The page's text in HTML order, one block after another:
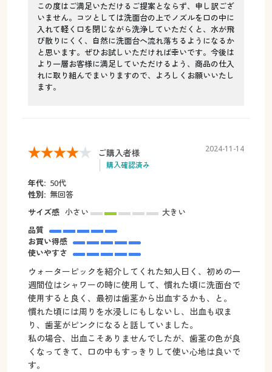
この度はご満足いただけるご提案とならず、申し訳ござ
いません。コツとしては洗面台の上でノズルを口の中に
入れて軽く口を閉じながら洗浄していただくと、水が飛
び散りにくく、自然に洗面台へ流れ落ちるようになるか
と思います。ぜひお試しいただければ幸いです。今後は
より一層お客様に満足していただけるよう、商品の仕入
れに取り組んでまいりますので、よろしくお願いいたし
ます。
ご購入者様
購入確認済み
2024-11-14
年代: 50代
性別: 無回答
サイズ感 小さい
大きい
品質
お買い得感
使いやすさ
ウォーターピックを紹介してくれた知人曰く、初めの一
週間位はシャワーの時に使用して、慣れた頃に洗面台で
使用すると良く、最初は歯茎から出血するかも、と。
慣れた頃には周りを水浸しにもしないし、出血も収ま
り、歯茎がピンクになると話していました。
私の場合、出血こそありませんでしたが、歯茎の色が良
くなってきて、口の中もすっきりして使い心地は良いで
す。